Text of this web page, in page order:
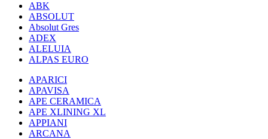
ABK
ABSOLUT
Absolut Gres
ADEX
ALELUIA
ALPAS EURO
APARICI
APAVISA
APE CERAMICA
APE XLINING XL
APPIANI
ARCANA